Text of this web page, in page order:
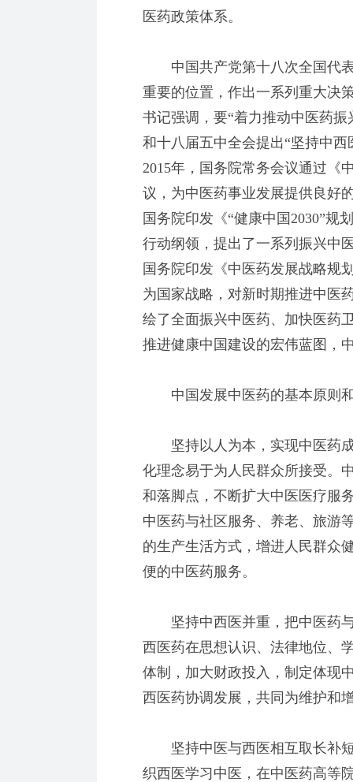
医药政策体系。
中国共产党第十八次全国代表
重要的位置，作出一系列重大决
书记强调，要“着力推动中医药
和十八届五中全会提出“坚持中
2015年，国务院常务会议通过《
议，为中医药事业发展提供良好
国务院印发《“健康中国2030”规
行动纲领，提出了一系列振兴中
国务院印发《中医药发展战略规
为国家战略，对新时期推进中医
绘了全面振兴中医药、加快医药
推进健康中国建设的宏伟蓝图，
中国发展中医药的基本原则
坚持以人为本，实现中医药成
化理念易于为人民群众所接受。
和落脚点，不断扩大中医医疗服
中医药与社区服务、养老、旅游
的生产生活方式，增进人民群众
便的中医药服务。
坚持中西医并重，把中医药与
西医药在思想认识、法律地位、
体制，加大财政投入，制定体现
西医药协调发展，共同为维护和
坚持中医与西医相互取长补短
织西医学习中医，在中医药高等